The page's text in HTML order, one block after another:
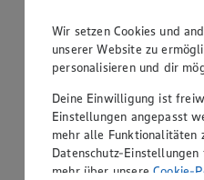
Wir setzen Cookies und
unserer Website zu
personalisieren und dir
Deine Einwilligung ist
Einstellungen angepasst
mehr alle Funktionalitäten
Datenschutz-
mehr über unsereCookie-